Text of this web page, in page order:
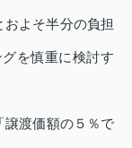
よそ半分の負担
を慎重に検討す
譲渡価額の５％で